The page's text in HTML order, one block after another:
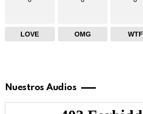
LOVE OMG WTF
Nuestros Audios